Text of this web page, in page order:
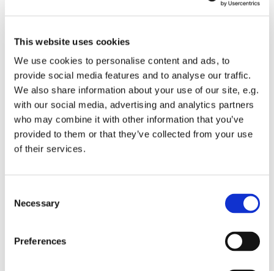
This website uses cookies
We use cookies to personalise content and ads, to
provide social media features and to analyse our traffic.
We also share information about your use of our site, e.g.
with our social media, advertising and analytics partners
who may combine it with other information that you’ve
provided to them or that they’ve collected from your use
of their services.
Selection
Necessary
Preferences
Dies könnte Sie auch
interessieren